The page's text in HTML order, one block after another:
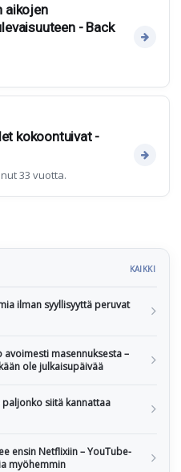
aikojen
- Back
kokoontuivat -
33 vuotta.
KAIKKI
ilman syyllisyyttä peruvat
avoimesti masennuksesta –
ole julkaisupäivää
siitä kannattaa
ensin Netflixiin – YouTube-
myöhemmin